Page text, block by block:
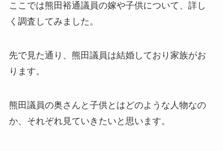
ここでは熊田裕通議員の嫁や子供について、詳し
く調査してみました。
先で見た通り、熊田議員は結婚しており家族がお
ります。
熊田議員の奥さんと子供とはどのような人物なの
か、それぞれ見ていきたいと思います。